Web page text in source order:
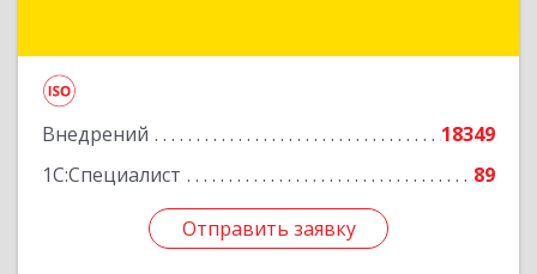
Внедрений
18349
1С:Специалист
89
Отправить заявку
Подробнее
Отправить заявку